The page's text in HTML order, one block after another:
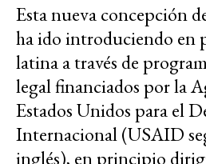
Esta nueva concepción
ha ido introduciendo en
latina a través de
legal financiados por la
Estados Unidos para el
Internacional (USAID
inglés), en principio